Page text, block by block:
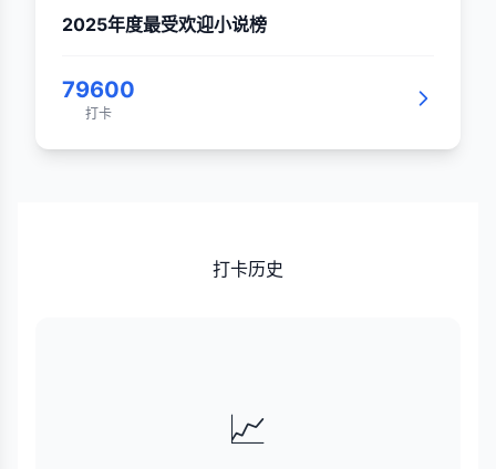
2025年度最受欢迎小说榜
79600
打卡
打卡历史
📈